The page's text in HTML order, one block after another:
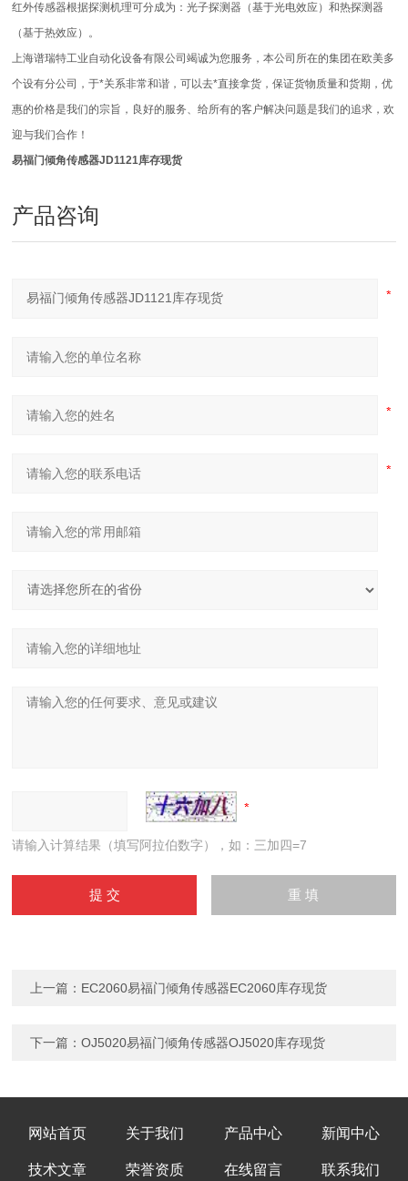
红外传感器根据探测机理可分成为：光子探测器（基于光电效应）和热探测器
（基于热效应）。
上海谱瑞特工业自动化设备有限公司竭诚为您服务，本公司所在的集团在欧美多
个设有分公司，于*关系非常和谐，可以去*直接拿货，保证货物质量和货期，优
惠的价格是我们的宗旨，良好的服务、给所有的客户解决问题是我们的追求，欢
迎与我们合作！
易福门倾角传感器JD1121库存现货
产品咨询
请输入计算结果（填写阿拉伯数字），如：三加四=7
上一篇： EC2060易福门倾角传感器EC2060库存现货
下一篇：OJ5020易福门倾角传感器OJ5020库存现货
网站首页 关于我们 产品中心 新闻中心
技术文章 荣誉资质 在线留言 联系我们